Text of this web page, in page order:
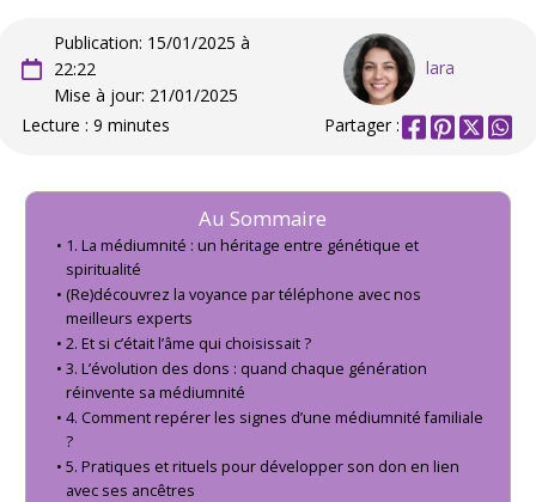
Publication: 15/01/2025 à
22:22
Mise à jour: 21/01/2025
lara
Lecture : 9 minutes Partager :
Au Sommaire
1. La médiumnité : un héritage entre génétique et
spiritualité
(Re)découvrez la voyance par téléphone avec nos
meilleurs experts
2. Et si c’était l’âme qui choisissait ?
3. L’évolution des dons : quand chaque génération
réinvente sa médiumnité
4. Comment repérer les signes d’une médiumnité familiale
?
5. Pratiques et rituels pour développer son don en lien
avec ses ancêtres